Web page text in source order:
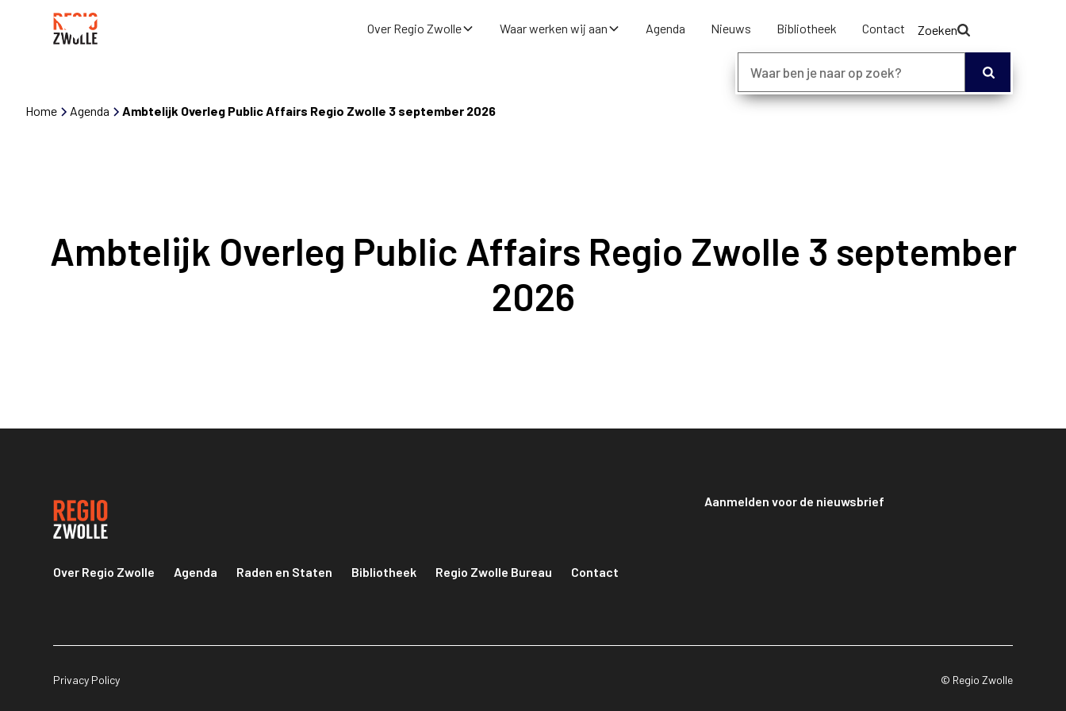
Over Regio Zwolle Waar werken wij aan Agenda Nieuws Bibliotheek Contact Zoeken
Home Agenda Ambtelijk Overleg Public Affairs Regio Zwolle 3 september 2026
Ambtelijk Overleg Public Affairs Regio Zwolle 3 september
2026
Over Regio Zwolle Agenda Raden en Staten Bibliotheek Regio Zwolle Bureau Contact
Aanmelden voor de nieuwsbrief
Privacy Policy © Regio Zwolle